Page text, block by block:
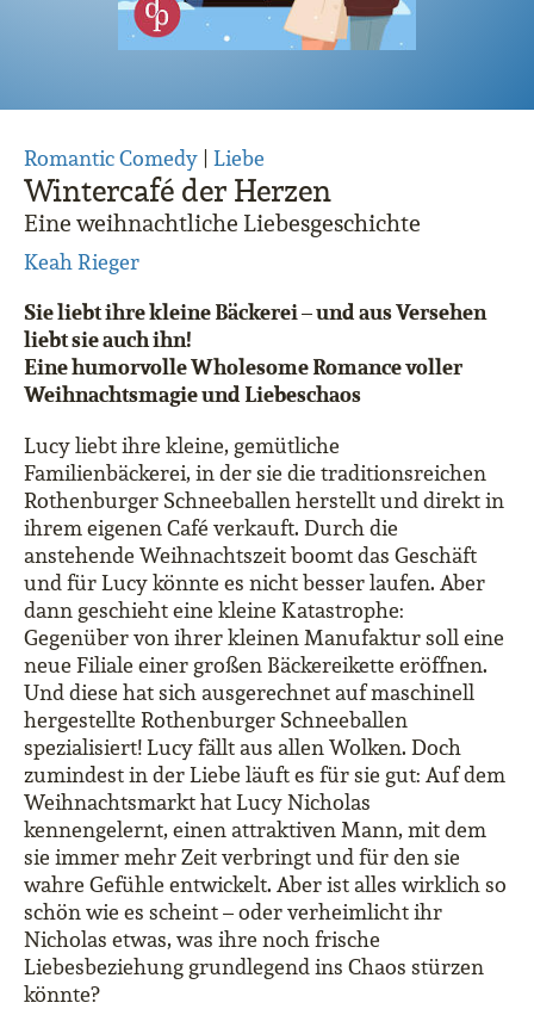
Wintercafé der Herzen
Eine weihnachtliche Liebesgeschichte
Keah Rieger
Romantic Comedy | Liebe
Sie liebt ihre kleine Bäckerei – und aus Versehen
liebt sie auch ihn!
Eine humorvolle Wholesome Romance voller
Weihnachtsmagie und Liebeschaos
Lucy liebt ihre kleine, gemütliche
Familienbäckerei, in der sie die traditionsreichen
Rothenburger Schneeballen herstellt und direkt in
ihrem eigenen Café verkauft. Durch die
anstehende Weihnachtszeit boomt das Geschäft
und für Lucy könnte es nicht besser laufen. Aber
dann geschieht eine kleine Katastrophe:
Gegenüber von ihrer kleinen Manufaktur soll eine
neue Filiale einer großen Bäckereikette eröffnen.
Und diese hat sich ausgerechnet auf maschinell
hergestellte Rothenburger Schneeballen
spezialisiert! Lucy fällt aus allen Wolken. Doch
zumindest in der Liebe läuft es für sie gut: Auf dem
Weihnachtsmarkt hat Lucy Nicholas
kennengelernt, einen attraktiven Mann, mit dem
sie immer mehr Zeit verbringt und für den sie
wahre Gefühle entwickelt. Aber ist alles wirklich so
schön wie es scheint – oder verheimlicht ihr
Nicholas etwas, was ihre noch frische
Liebesbeziehung grundlegend ins Chaos stürzen
könnte?